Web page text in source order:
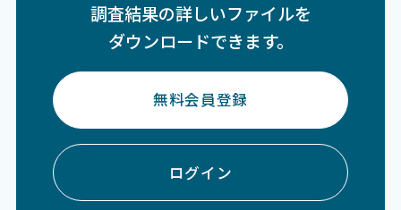
調査結果の詳しいファイルを
ダウンロードできます。
無料会員登録
ログイン